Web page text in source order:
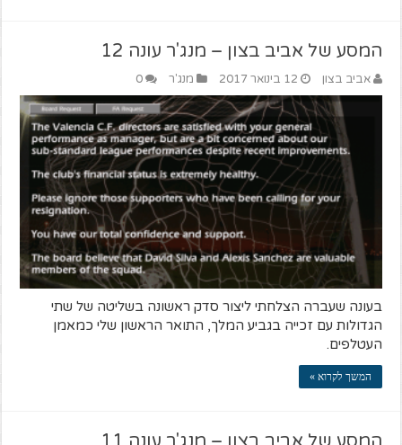
המסע של אביב בצון – מנג'ר עונה 12
אביב בצון 12 בינואר 2017 מנג'ר 0
בעונה שעברה הצלחתי ליצור סדק ראשונה בשליטה של שתי
הגדולות עם זכייה בגביע המלך, התואר הראשון שלי כמאמן
העטלפים.
המשך לקרוא »